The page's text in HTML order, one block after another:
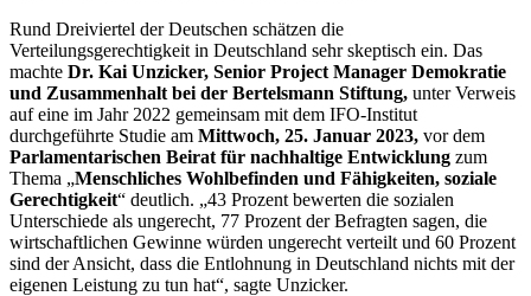
Rund Dreiviertel der Deutschen schätzen die
Verteilungsgerechtigkeit in Deutschland sehr skeptisch ein. Das
machte Dr. Kai Unzicker, Senior Project Manager Demokratie
und Zusammenhalt bei der Bertelsmann Stiftung, unter Verweis
auf eine im Jahr 2022 gemeinsam mit dem IFO-Institut
durchgeführte Studie am Mittwoch, 25. Januar 2023, vor dem
Parlamentarischen Beirat für nachhaltige Entwicklung zum
Thema „Menschliches Wohlbefinden und Fähigkeiten, soziale
Gerechtigkeit“ deutlich. „43 Prozent bewerten die sozialen
Unterschiede als ungerecht, 77 Prozent der Befragten sagen, die
wirtschaftlichen Gewinne würden ungerecht verteilt und 60 Prozent
sind der Ansicht, dass die Entlohnung in Deutschland nichts mit der
eigenen Leistung zu tun hat“, sagte Unzicker.